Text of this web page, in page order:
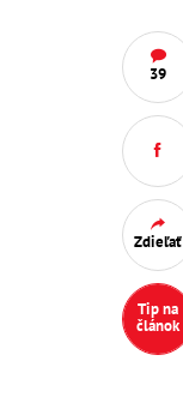
39
Zdieľať
Tip na
článok